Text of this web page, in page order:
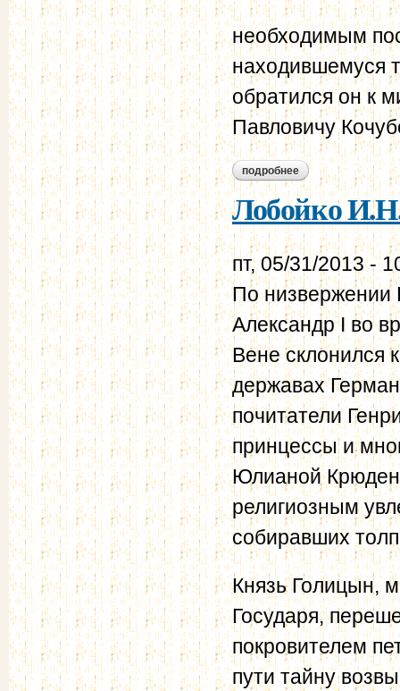
необходимым
находившемуся
обратился он к
Павловичу
подробнее о лобойко и.н.
Лобойко
пт, 05/31/2013 -
По низвержении
Александр I во
Вене склонился
державах
почитатели
принцессы и
Юлианой
религиозным
собиравших
Князь Голицын,
Государя,
покровителем
пути тайну